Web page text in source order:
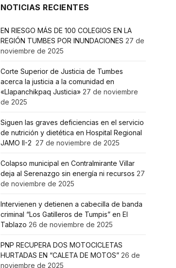
NOTICIAS RECIENTES
EN RIESGO MÁS DE 100 COLEGIOS EN LA
REGIÓN TUMBES POR INUNDACIONES 27 de
noviembre de 2025
Corte Superior de Justicia de Tumbes
acerca la justicia a la comunidad en
«Llapanchikpaq Justicia» 27 de noviembre
de 2025
Siguen las graves deficiencias en el servicio
de nutrición y dietética en Hospital Regional
JAMO II-2 27 de noviembre de 2025
Colapso municipal en Contralmirante Villar
deja al Serenazgo sin energía ni recursos 27
de noviembre de 2025
Intervienen y detienen a cabecilla de banda
criminal “Los Gatilleros de Tumpis” en El
Tablazo 26 de noviembre de 2025
PNP RECUPERA DOS MOTOCICLETAS
HURTADAS EN “CALETA DE MOTOS” 26 de
noviembre de 2025